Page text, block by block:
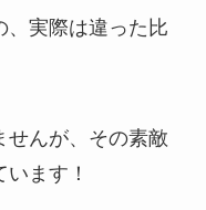
、実際は違った比
せんが、その素敵
ます！